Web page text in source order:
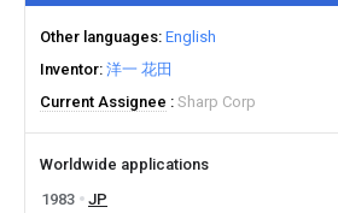
Other languages English
Inventor 洋一 花田
Current Assignee
Sharp Corp
Worldwide applications
1983
JP